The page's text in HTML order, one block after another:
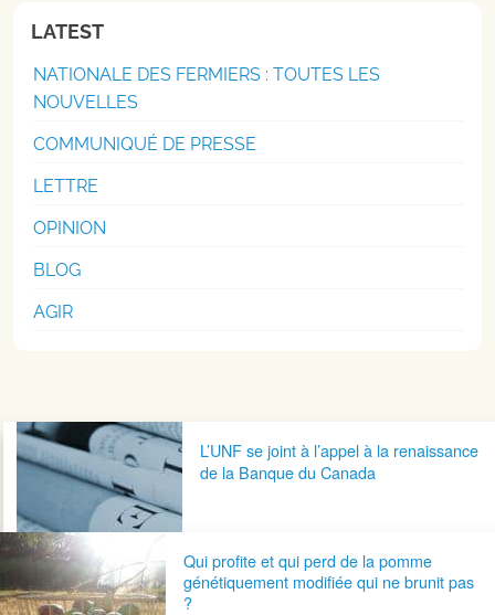
LATEST
NATIONALE DES FERMIERS : TOUTES LES
NOUVELLES
COMMUNIQUÉ DE PRESSE
LETTRE
OPINION
BLOG
AGIR
Navigation postaleL’UNF se joint à l’appel à la renaissance
de la Banque du Canada
Qui profite et qui perd de la pomme
génétiquement modifiée qui ne brunit pas
?